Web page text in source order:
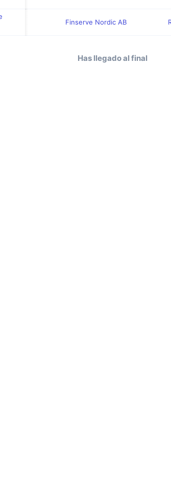
Finserve Nordic AB
Has llegado al final